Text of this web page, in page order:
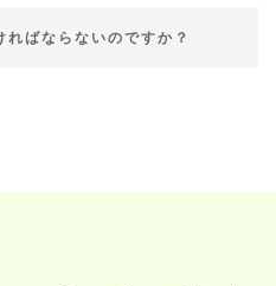
ばならないのですか？